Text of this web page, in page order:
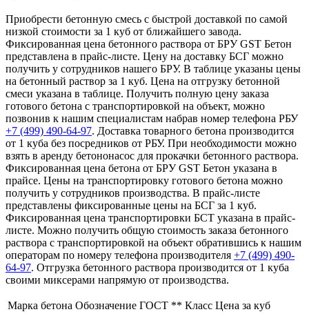
Приобрести бетонную смесь с быстрой доставкой по самой
низкой стоимости за 1 куб от ближайшего завода.
Фиксированная цена бетонного раствора от БРУ GST Бетон
представлена в прайс-листе. Цену на доставку БСГ можно
получить у сотрудников нашего БРУ. В таблице указаны цены
на бетонный раствор за 1 куб. Цена на отгрузку бетонной
смеси указана в таблице. Получить полную цену заказа
готового бетона с транспортировкой на объект, можно
позвонив к нашим специалистам набрав номер телефона РБУ
+7 (499) 490-64-97. Доставка товарного бетона производится
от 1 куба без посредников от РБУ. При необходимости можно
взять в аренду бетононасос для прокачки бетонного раствора.
Фиксированная цена бетона от БРУ GST Бетон указана в
прайсе. Цены на транспортировку готового бетона можно
получить у сотрудников производства. В прайс-листе
представлены фиксированные цены на БСГ за 1 куб.
Фиксированная цена транспортировки БСТ указана в прайс-
листе. Можно получить общую стоимость заказа бетонного
раствора с транспортировкой на объект обратившись к нашим
операторам по номеру телефона производителя +7 (499) 490-
64-97. Отгрузка бетонного раствора производится от 1 куба
своими миксерами напрямую от производства.
Марка бетона Обозначение ГОСТ ** Класс Цена за куб